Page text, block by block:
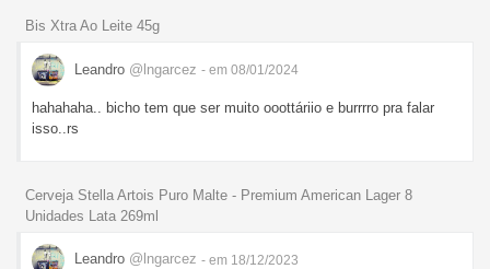
Bis Xtra Ao Leite 45g
Leandro @lngarcez - em 08/01/2024
hahahaha.. bicho tem que ser muito ooottáriio e burrrro pra falar
isso..rs
Cerveja Stella Artois Puro Malte - Premium American Lager 8
Unidades Lata 269ml
Leandro @lngarcez - em 18/12/2023